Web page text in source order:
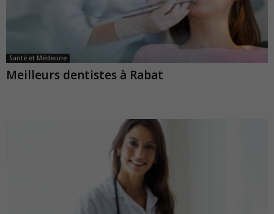
Santé et Médecine
Meilleurs dentistes à Rabat